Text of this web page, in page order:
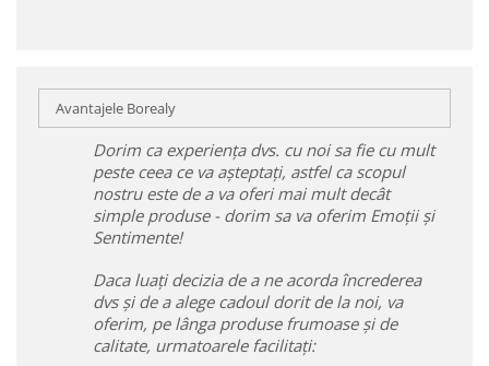
Avantajele Borealy
Dorim ca experiența dvs. cu noi sa fie cu mult
peste ceea ce va așteptați, astfel ca scopul
nostru este de a va oferi mai mult decât
simple produse - dorim sa va oferim Emoții și
Sentimente!
Daca luați decizia de a ne acorda încrederea
dvs și de a alege cadoul dorit de la noi, va
oferim, pe lânga produse frumoase și de
calitate, urmatoarele facilitați: